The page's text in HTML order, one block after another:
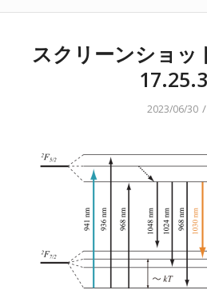
スクリーンショッ
2023/06/30 /